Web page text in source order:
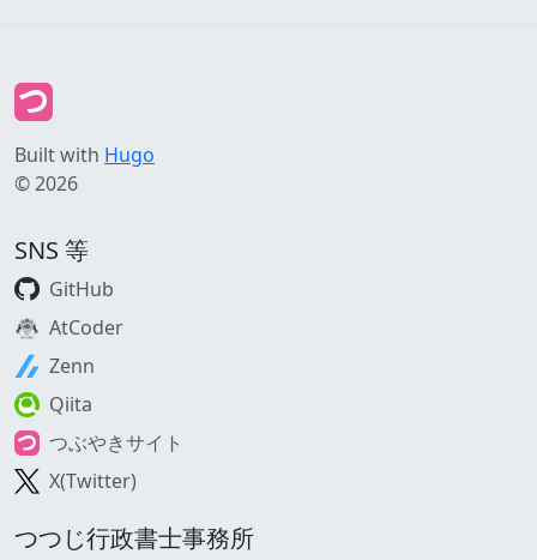
Built with Hugo
© 2026
SNS 等
GitHub
AtCoder
Zenn
Qiita
つぶやきサイト
X(Twitter)
つつじ行政書士事務所